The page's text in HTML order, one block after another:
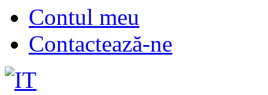
Contul meu
Contactează-ne